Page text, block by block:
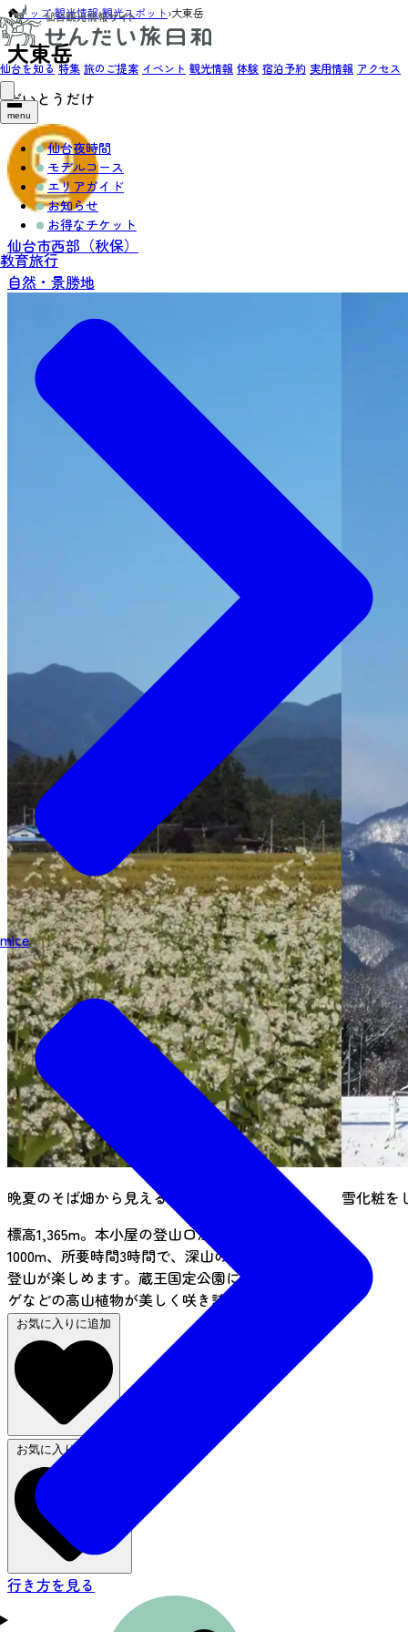
仙台を知る 特集 旅のご提案 イベント 観光情報 体験 宿泊予約 実用情報 アクセス
menu
仙台夜時間
モデルコース
エリアガイド
お知らせ
お得なチケット
教育旅行
mice
トップ›観光情報›観光スポット›大東岳
大東岳
だいとうだけ
仙台市西部（秋保）
自然・景勝地
晩夏のそば畑から見える大東岳
雪化粧を
標高1,365m。本小屋の登山口から山頂まで標高差
1000m、所要時間3時間で、深山の雰囲気に満ちた
登山が楽しめます。蔵王国定公園に属しシャクナ
ゲなどの高山植物が美しく咲き誇っています。
お気に入りに追加
お気に入りから削除
行き方を見る